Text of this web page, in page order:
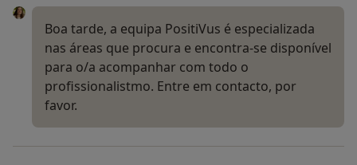
Boa tarde, a equipa PositiVus é especializada
nas áreas que procura e encontra-se disponível
para o/a acompanhar com todo o
profissionalistmo. Entre em contacto, por
favor.